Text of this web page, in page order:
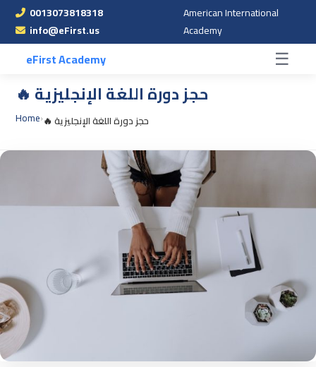
0013073818318
info@eFirst.us
American International
Academy
eFirst Academy ☰
🔥 حجز دورة اللغة الإنجليزية
Home› 🔥 حجز دورة اللغة الإنجليزية